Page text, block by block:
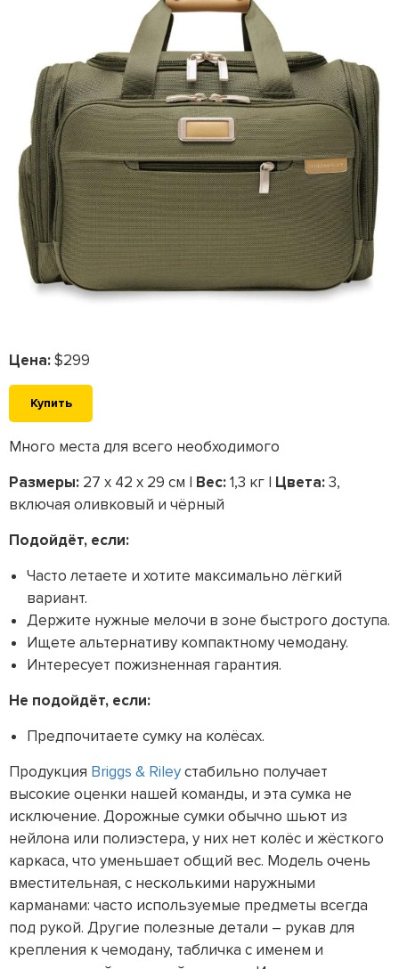
Цена:$299
Купить
Много места для всего необходимого
Размеры: 27 x 42 x 29 см | Вес:1,3 кг | Цвета:3,
включая оливковый и чёрный
Подойдёт, если:
Часто летаете и хотите максимально лёгкий
вариант.
Держите нужные мелочи в зоне быстрого доступа.
Ищете альтернативу компактному чемодану.
Интересует пожизненная гарантия.
Не подойдёт, если:
Предпочитаете сумку на колёсах.
Продукция Briggs & Rileyстабильно получает
высокие оценки нашей команды, и эта сумка не
исключение. Дорожные сумки обычно шьют из
нейлона или полиэстера, у них нет колёс и жёсткого
каркаса, что уменьшает общий вес. Модель очень
вместительная, с несколькими наружными
карманами: часто используемые предметы всегда
под рукой. Другие полезные детали – рукав для
крепления к чемодану, табличка с именем и